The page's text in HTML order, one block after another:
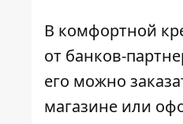
В комфортной
от банков-
его можно
магазине или